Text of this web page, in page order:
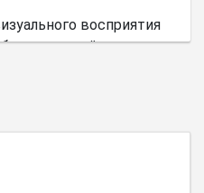
восприятия
цветовой палитры.